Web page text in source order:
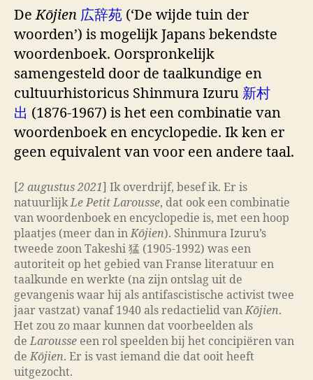
DeKōjien 広辞苑 (‘De wijde tuin der
woorden’) is mogelijk Japans bekendste
woordenboek. Oorspronkelijk
samengesteld door de taalkundige en
cultuurhistoricus Shinmura Izuru 新村
出 (1876-1967) is het een combinatie van
woordenboek en encyclopedie. Ik ken er
geen equivalent van voor een andere taal.
[2 augustus 2021] Ik overdrijf, besef ik. Er is
natuurlijkLe Petit Larousse, dat ook een combinatie
van woordenboek en encyclopedie is, met een hoop
plaatjes (meer dan inKōjien). Shinmura Izuru’s
tweede zoon Takeshi 猛 (1905-1992) was een
autoriteit op het gebied van Franse literatuur en
taalkunde en werkte (na zijn ontslag uit de
gevangenis waar hij als antifascistische activist twee
jaar vastzat) vanaf 1940 als redactielid vanKōjien.
Het zou zo maar kunnen dat voorbeelden als
deLarousse een rol speelden bij het concipiëren van
deKōjien. Er is vast iemand die dat ooit heeft
uitgezocht.